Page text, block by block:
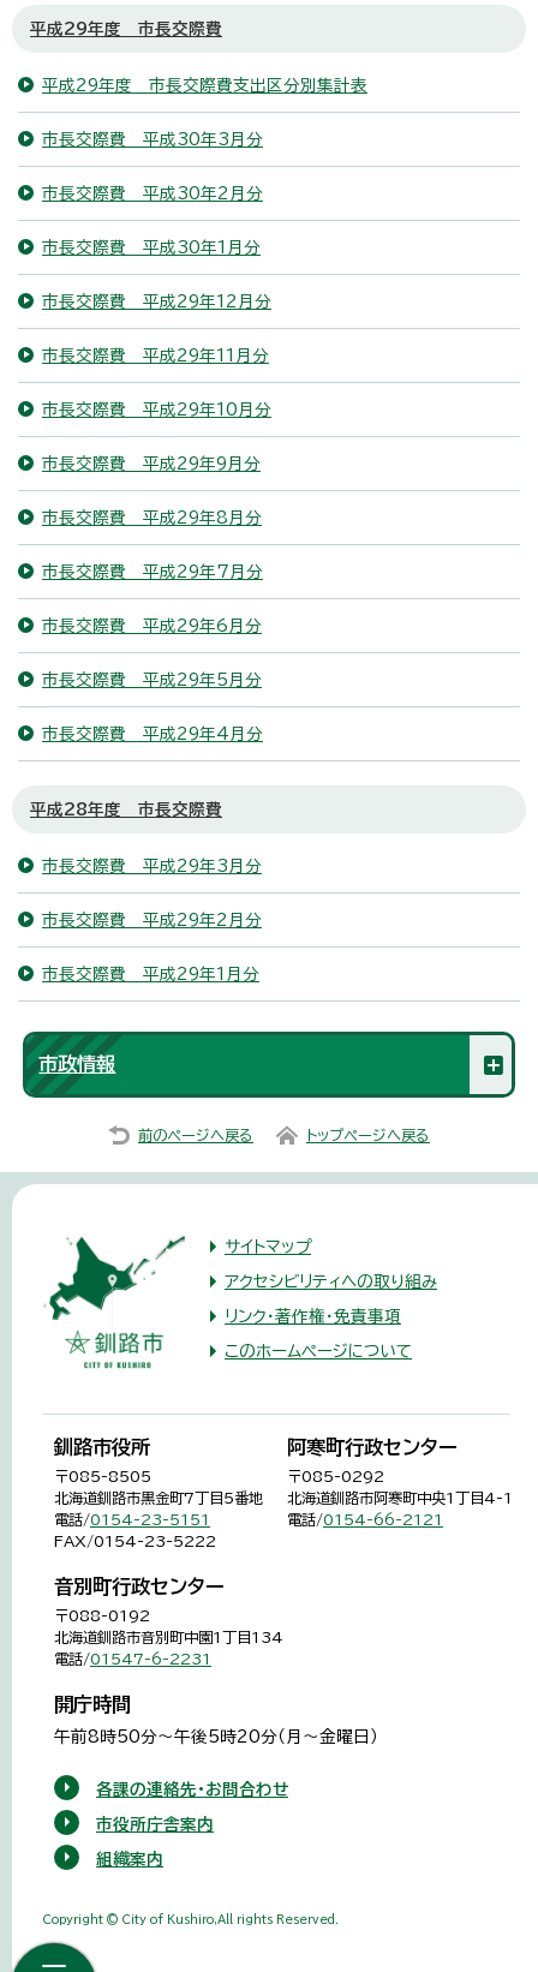
平成29年度 市長交際費
平成29年度 市長交際費支出区分別集計表
市長交際費 平成30年3月分
市長交際費 平成30年2月分
市長交際費 平成30年1月分
市長交際費 平成29年12月分
市長交際費 平成29年11月分
市長交際費 平成29年10月分
市長交際費 平成29年9月分
市長交際費 平成29年8月分
市長交際費 平成29年7月分
市長交際費 平成29年6月分
市長交際費 平成29年5月分
市長交際費 平成29年4月分
平成28年度 市長交際費
市長交際費 平成29年3月分
市長交際費 平成29年2月分
市長交際費 平成29年1月分
市政情報
前のページへ戻る トップページへ戻る
サイトマップ
アクセシビリティへの取り組み
リンク・著作権・免責事項
このホームページについて
釧路市役所
〒085-8505
北海道釧路市黒金町7丁目5番地
電話/0154-23-5151
FAX/0154-23-5222
阿寒町行政センター
〒085-0292
北海道釧路市阿寒町中央1丁目4-1
電話/0154-66-2121
音別町行政センター
〒088-0192
北海道釧路市音別町中園1丁目134
電話/01547-6-2231
開庁時間
午前8時50分～午後5時20分（月～金曜日）
各課の連絡先・お問合わせ
市役所庁舎案内
組織案内
Copyright © City of Kushiro,All rights Reserved.